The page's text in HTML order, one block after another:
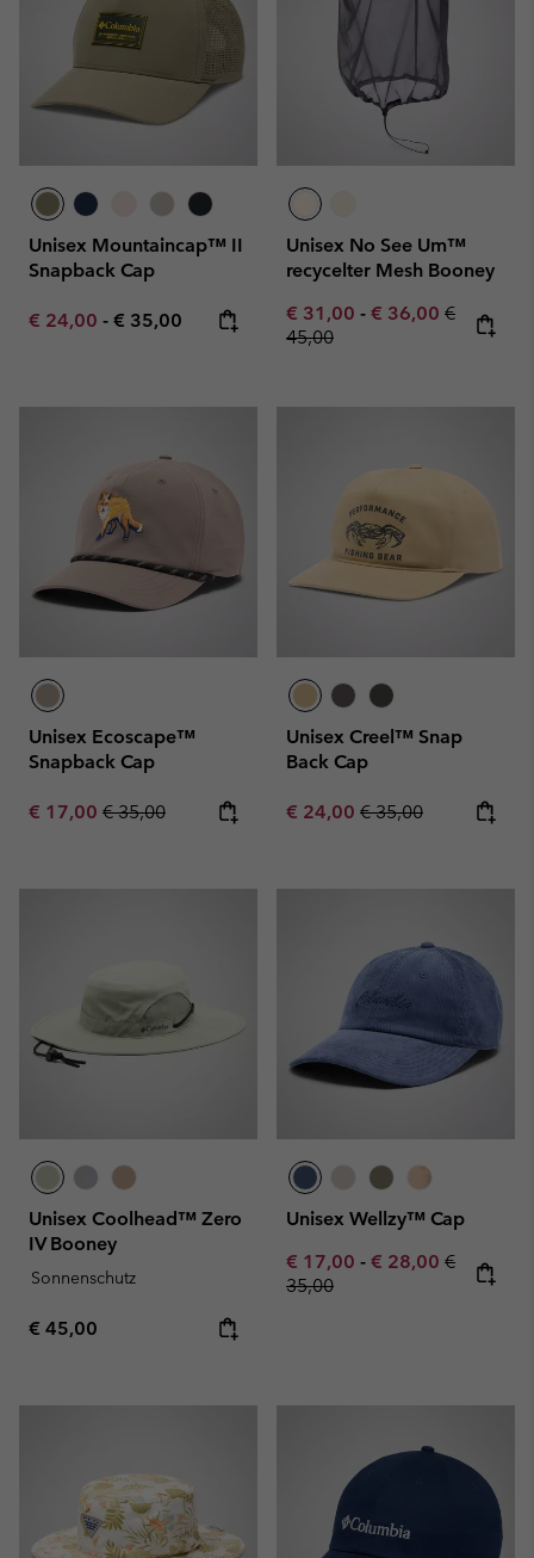
Unisex Mountaincap™ II
Snapback Cap
Minimum sale price:
€ 24,00 - Maximum price:
€ 35,00
Unisex No See Um™
recycelter Mesh Booney
Minimum sale price:
€ 31,00 - Maximum sale
€ 36,00 Regular
€
45,00
Unisex Ecoscape™
Snapback Cap
Sale price:
€ 17,00 Regular price:
€ 35,00
Unisex Creel™ Snap
Back Cap
Sale price:
€ 24,00 Regular price:
€ 35,00
Unisex Coolhead™ Zero
IV Booney
Sonnenschutz
Regular price:
€ 45,00
Unisex Wellzy™ Cap
Minimum sale price:
€ 17,00 - Maximum sale
€ 28,00 Regular
€
35,00